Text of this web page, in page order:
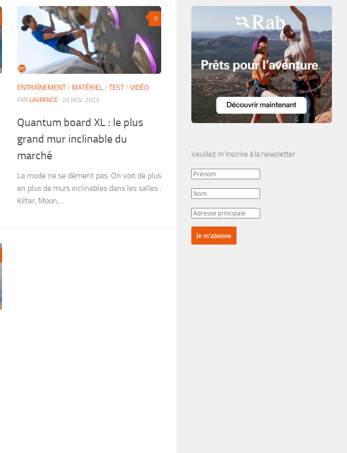
0
ENTRAÎNEMENT/ MATÉRIEL/ TEST/ VIDÉO ·
PAR LAURENCE · 20 NOV, 2025
Quantum board XL : le plus
grand mur inclinable du
marché
La mode ne se dément pas. On voit de plus
en plus de murs inclinables dans les salles :
Kilter, Moon,...
Veuillez m'inscrire à la newsletter